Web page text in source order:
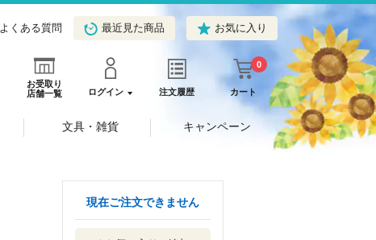
よくある質問 最近見た商品 お気に入り
お受取り
店舗一覧
ログイン 注文履歴 カート
0
文具・雑貨 キャンペーン
現在ご注文できません